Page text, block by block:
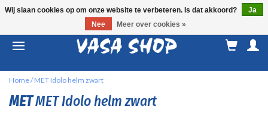
Home/MET Idolo helm zwart
METMET Idolo helm zwart
Wij slaan cookies op om onze website te verbeteren. Is dat akkoord?
Ja
Nee
Meer over cookies »